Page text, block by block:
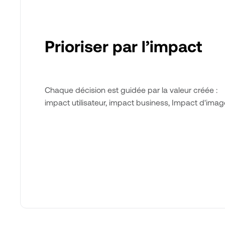
Prioriser par l’impact
Chaque décision est guidée par la valeur créée :
impact utilisateur, impact business, Impact